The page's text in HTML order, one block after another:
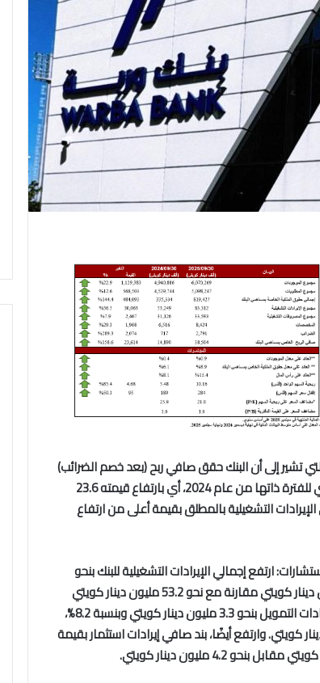
وربة نتائج أعماله للشهور التسعة الأولى من عام 2025، والتي تشير إلى أن البنك حقق صافي ربح (بعد خصم الضرائب)
بلغ نحو 38.5 مليون دينار كويتي مقارنة بنحو 14.9 مليون دينار كويتي للفترة ذاتها من عام 2024، أي بارتفاع قيمته 23.6
ارتفاع إجمالي الإيرادات التشغيلية بالمطلق بقيمة أعلى من ارتفاع
ارتفع إجمالي الإيرادات التشغيلية للبنك بنحو
30.1 مليون دينار كويتي أو بنسبة 56.5%، وصولاً إلى نحو 83.3 مليـون دينار كويتي مقارنة مع نحو 53.2 مليون دينار كويتي
للفترة نفسها من عام 2024. وتحقق ذلك نتيجة ارتفاع بند صافي إيرادات التمويل بنحو 3.3 مليون دينار كويتي وبنسبة 8.2%،
مليون دينار كويتي مقارنة مع نحو 40.2 مليون دينار كويتي. وارتفع أيضًا، بند صافي إيرادات استثمار بقيمة